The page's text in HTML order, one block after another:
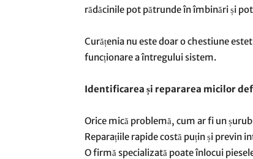
rădăcinile pot pătrunde în îmbinări și
Curățenia nu este doar o chestiune
funcționare a întregului sistem.
Identificarea și repararea micilor
Orice mică problemă, cum ar fi un
Reparațiile rapide costă puțin și previn
O firmă specializată poate înlocui